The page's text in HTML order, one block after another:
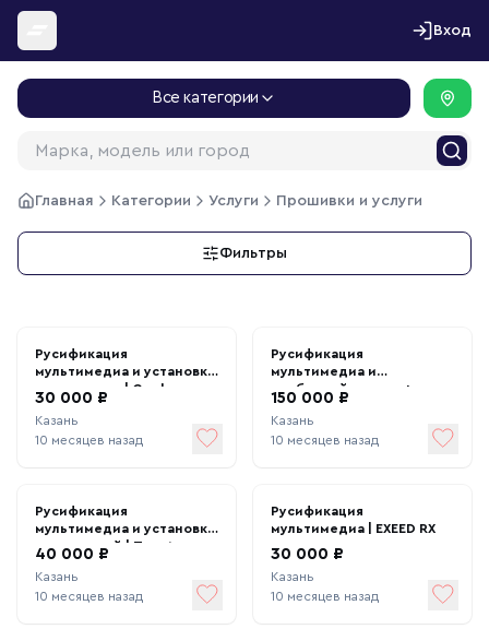
Перейти к содержимому
Вход
Все категории
Главная Категории Услуги Прошивки и услуги
Фильтры
Русификация
мультимедиа и установка
приложения | Geely
30 000 ₽
Казань
10 месяцев назад
Русификация
мультимедиа и
приборной панели +
установка приложений |
Zeekr 009
150 000 ₽
Казань
10 месяцев назад
Русификация
мультимедиа и установка
приложений | Toyota
RAV4
40 000 ₽
Казань
10 месяцев назад
Русификация
мультимедиа | EXEED RX
30 000 ₽
Казань
10 месяцев назад